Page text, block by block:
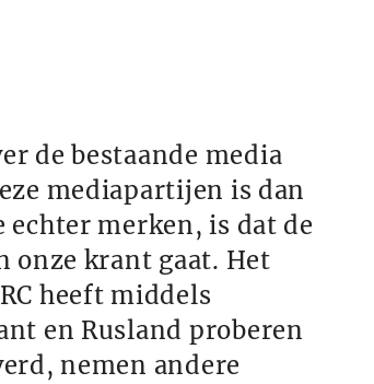
de bestaande media
mediapartijen is dan
echter merken, is dat de
onze krant gaat. Het
heeft middels
en Rusland proberen
nemen andere